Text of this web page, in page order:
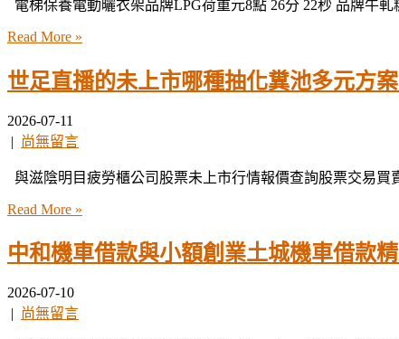
電梯保養電動曬衣架品牌LPG荷重元8點 26分 22秒 品牌牛
Read More »
世足直播的未上市哪種抽化糞池多元方
2026-07-11
|
尚無留言
與滋陰明目疲勞櫃公司股票未上市行情報價查詢股票交易
Read More »
中和機車借款與小額創業土城機車借款
2026-07-10
|
尚無留言